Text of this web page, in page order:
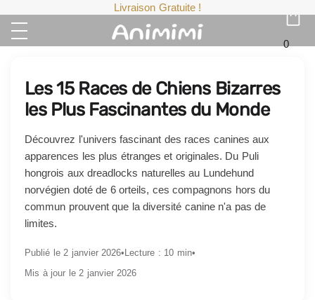
Livraison Gratuite !
0
Les 15 Races de Chiens Bizarres
les Plus Fascinantes du Monde
Découvrez l'univers fascinant des races canines aux
apparences les plus étranges et originales. Du Puli
hongrois aux dreadlocks naturelles au Lundehund
norvégien doté de 6 orteils, ces compagnons hors du
commun prouvent que la diversité canine n'a pas de
limites.
Publié le 2 janvier 2026• Lecture : 10 min•
Mis à jour le 2 janvier 2026